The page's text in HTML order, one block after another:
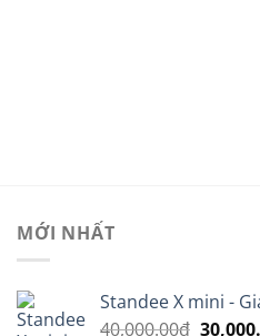
MỚI NHẤT
Standee X mini -
40,000.00₫ Giá